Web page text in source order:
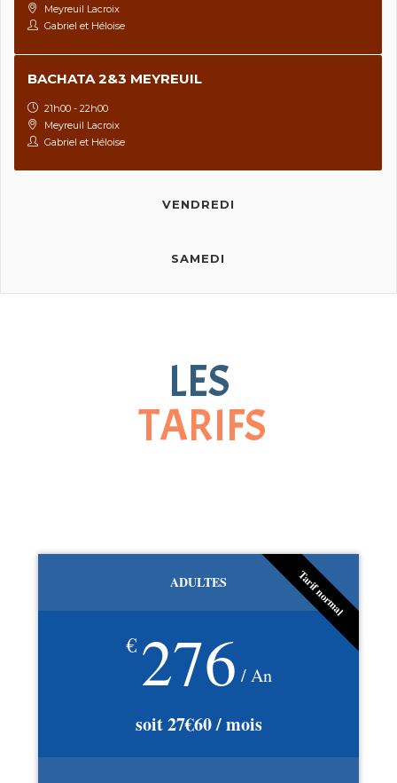
Meyreuil Lacroix
Gabriel et Héloise
BACHATA 2&3 MEYREUIL
21h00 - 22h00
Meyreuil Lacroix
Gabriel et Héloise
VENDREDI
SAMEDI
LES
TARIFS
ADULTES Tarif normal
€ 276 / An
soit 27€60 / mois